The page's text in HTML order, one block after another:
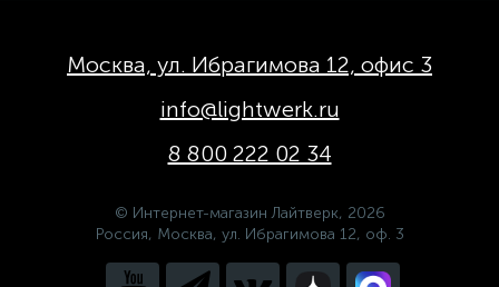
Москва, ул. Ибрагимова 12, офис 3
info@lightwerk.ru
8 800 222 02 34
© Интернет-магазин Лайтверк, 2026
Россия, Москва, ул. Ибрагимова 12, оф. 3